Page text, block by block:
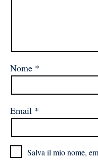
Nome *
Email *
Salva il mio nome,